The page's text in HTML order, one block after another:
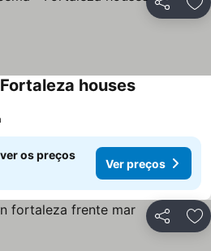
Partilhar
housesVer preços
os preços
Ver preços
Partilhar